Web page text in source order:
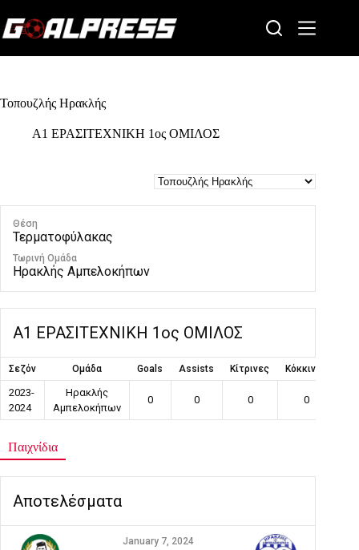
to
content
Τοπουζλής Ηρακλής
Α1 ΕΡΑΣΙΤΕΧΝΙΚΗ 1ος ΟΜΙΛΟΣ
Θέση
Τερματοφύλακας
Τωρινή Ομάδα
Ηρακλής Αμπελοκήπων
Α1 ΕΡΑΣΙΤΕΧΝΙΚΗ 1ος ΟΜΙΛΟΣ
Σεζόν Ομάδα Goals Assists Κίτρινες Κόκκινες
2023-
2024
Ηρακλής
Αμπελοκήπων
0 0 0 0
Παιχνίδια
Αποτελέσματα
January 7, 2024